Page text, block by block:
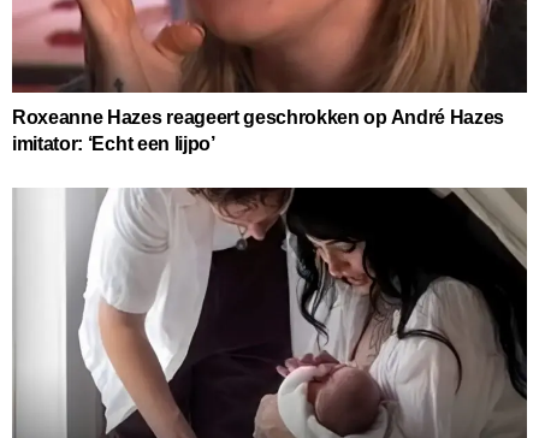
Roxeanne Hazes reageert geschrokken op André Hazes
imitator: ‘Echt een lijpo’